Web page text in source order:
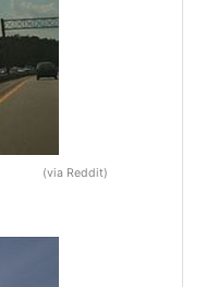
(via Reddit)